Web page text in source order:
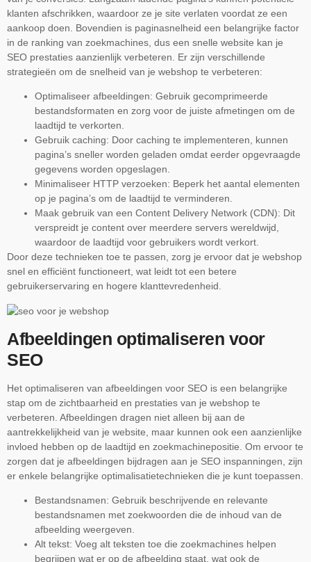
klanten afschrikken, waardoor ze je site verlaten voordat ze een
aankoop doen. Bovendien is paginasnelheid een belangrijke factor
in de ranking van zoekmachines, dus een snelle website kan je
SEO prestaties aanzienlijk verbeteren. Er zijn verschillende
strategieën om de snelheid van je webshop te verbeteren:
Optimaliseer afbeeldingen: Gebruik gecomprimeerde
bestandsformaten en zorg voor de juiste afmetingen om de
laadtijd te verkorten.
Gebruik caching: Door caching te implementeren, kunnen
pagina’s sneller worden geladen omdat eerder opgevraagde
gegevens worden opgeslagen.
Minimaliseer HTTP verzoeken: Beperk het aantal elementen
op je pagina’s om de laadtijd te verminderen.
Maak gebruik van een Content Delivery Network (CDN): Dit
verspreidt je content over meerdere servers wereldwijd,
waardoor de laadtijd voor gebruikers wordt verkort.
Door deze technieken toe te passen, zorg je ervoor dat je webshop
snel en efficiënt functioneert, wat leidt tot een betere
gebruikerservaring en hogere klanttevredenheid.
Afbeeldingen optimaliseren voor
SEO
Het optimaliseren van afbeeldingen voor SEO is een belangrijke
stap om de zichtbaarheid en prestaties van je webshop te
verbeteren. Afbeeldingen dragen niet alleen bij aan de
aantrekkelijkheid van je website, maar kunnen ook een aanzienlijke
invloed hebben op de laadtijd en zoekmachinepositie. Om ervoor te
zorgen dat je afbeeldingen bijdragen aan je SEO inspanningen, zijn
er enkele belangrijke optimalisatietechnieken die je kunt toepassen.
Bestandsnamen: Gebruik beschrijvende en relevante
bestandsnamen met zoekwoorden die de inhoud van de
afbeelding weergeven.
Alt tekst: Voeg alt teksten toe die zoekmachines helpen
begrijpen wat er op de afbeelding staat, wat ook de